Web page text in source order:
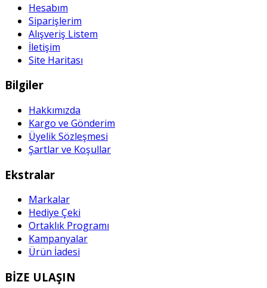
Hesabım
Siparişlerim
Alışveriş Listem
İletişim
Site Haritası
Bilgiler
Hakkımızda
Kargo ve Gönderim
Üyelik Sözleşmesi
Şartlar ve Koşullar
Ekstralar
Markalar
Hediye Çeki
Ortaklık Programı
Kampanyalar
Ürün İadesi
BİZE ULAŞIN